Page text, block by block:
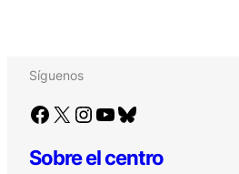
Síguenos
Facebook X Instagram YouTube Bluesky
Sobre el centro